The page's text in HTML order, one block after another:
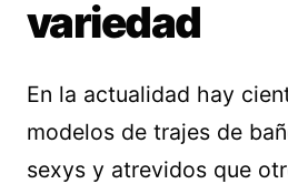
variedad
En la actualidad hay
modelos de trajes de
sexys y atrevidos que